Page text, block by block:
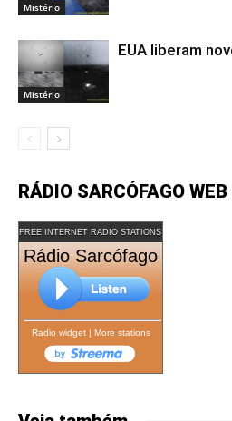
Mistério
Mistério
EUA liberam
RÁDIO SARCÓFAGO WEB
FREE INTERNET RADIO STATIONS
Rádio Sarcófago
Radio widget| More stations